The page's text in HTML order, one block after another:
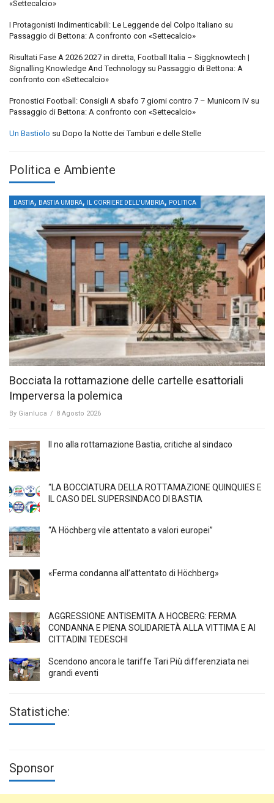
«Settecalcio»
I Protagonisti Indimenticabili: Le Leggende del Colpo Italiano su
Passaggio di Bettona: A confronto con «Settecalcio»
Risultati Fase A 2026 2027 in diretta, Football Italia – Siggknowtech |
Signalling Knowledge And Technology su Passaggio di Bettona: A
confronto con «Settecalcio»
Pronostici Football: Consigli A sbafo 7 giorni contro 7 – Municorn IV su
Passaggio di Bettona: A confronto con «Settecalcio»
Un Bastiolo su Dopo la Notte dei Tamburi e delle Stelle
Politica e Ambiente
BASTIA, BASTIA UMBRA, IL CORRIERE DELL'UMBRIA, POLITICA
Bocciata la rottamazione delle cartelle esattoriali
Imperversa la polemica
By Gianluca / 8 Agosto 2026
Il no alla rottamazione Bastia, critiche al sindaco
“LA BOCCIATURA DELLA ROTTAMAZIONE QUINQUIES E
IL CASO DEL SUPERSINDACO DI BASTIA
“A Höchberg vile attentato a valori europei”
«Ferma condanna all’attentato di Höchberg»
AGGRESSIONE ANTISEMITA A HÖCBERG: FERMA
CONDANNA E PIENA SOLIDARIETÀ ALLA VITTIMA E AI
CITTADINI TEDESCHI
Scendono ancora le tariffe Tari Più differenziata nei
grandi eventi
Statistiche:
Sponsor